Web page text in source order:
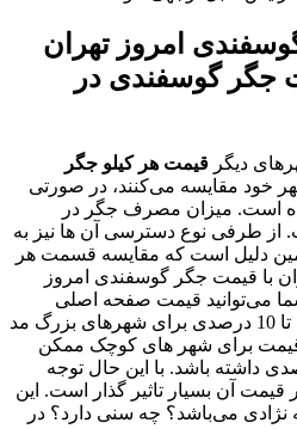
امروز تهران
گوسفندی در
دیگر قیمت هر کیلو جگر
خود مقایسه می‌کنند، در صورتی
است. میزان مصرف جگر در
طرفی نوع دسترسی آن‌ ها نیز به
دلیل است که مقایسه قسمت هر
با قیمت جگر گوسفندی امروز
می‌توانید قیمت صفحه اصلی
فروشگاه را برای با تلورانس 5 تا 10 درصدی برای شهرهای بزرگ مد
قیمت برای شهر های کوچک ممکن
تلورانس 10 تا 20 درصدی داشته باشد. با این حال توجه
قیمت آن بسیار تاثیر گذار است. این
می‌باشد؟ چه سنی دارد؟ در